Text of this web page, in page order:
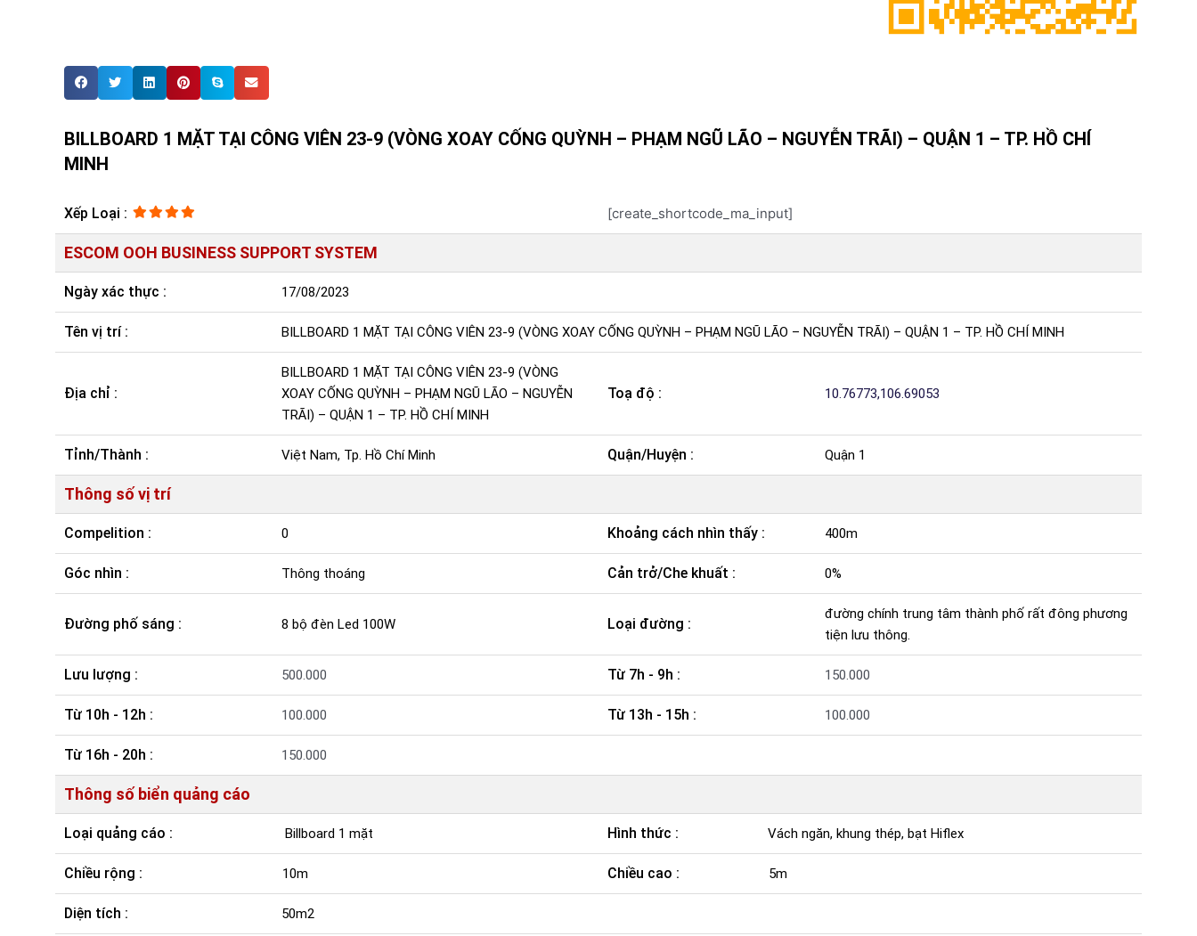
BILLBOARD 1 MẶT TẠI CÔNG VIÊN 23-9 (VÒNG XOAY CỐNG QUỲNH – PHẠM NGŨ LÃO – NGUYỄN TRÃI) – QUẬN 1 – TP. HỒ CHÍ
MINH
Xếp Loại : [create_shortcode_ma_input]
ESCOM OOH BUSINESS SUPPORT SYSTEM
Ngày xác thực : 17/08/2023
Tên vị trí : BILLBOARD 1 MẶT TẠI CÔNG VIÊN 23-9 (VÒNG XOAY CỐNG QUỲNH – PHẠM NGŨ LÃO – NGUYỄN TRÃI) – QUẬN 1 – TP. HỒ CHÍ MINH
Địa chỉ :
BILLBOARD 1 MẶT TẠI CÔNG VIÊN 23-9 (VÒNG
XOAY CỐNG QUỲNH – PHẠM NGŨ LÃO – NGUYỄN
TRÃI) – QUẬN 1 – TP. HỒ CHÍ MINH
Toạ độ : 10.76773,106.69053
Tỉnh/Thành : Việt Nam, Tp. Hồ Chí Minh Quận/Huyện : Quận 1
Thông số vị trí
Compelition : 0 Khoảng cách nhìn thấy : 400m
Góc nhìn : Thông thoáng Cản trở/Che khuất : 0%
Đường phố sáng : 8 bộ đèn Led 100W Loại đường :
đường chính trung tâm thành phố rất đông phương
tiện lưu thông.
Lưu lượng : 500.000 Từ 7h - 9h : 150.000
Từ 10h - 12h : 100.000 Từ 13h - 15h : 100.000
Từ 16h - 20h : 150.000
Thông số biển quảng cáo
Loại quảng cáo : Billboard 1 mặt Hình thức : Vách ngăn, khung thép, bạt Hiflex
Chiều rộng : 10m Chiều cao : 5m
Diện tích : 50m2